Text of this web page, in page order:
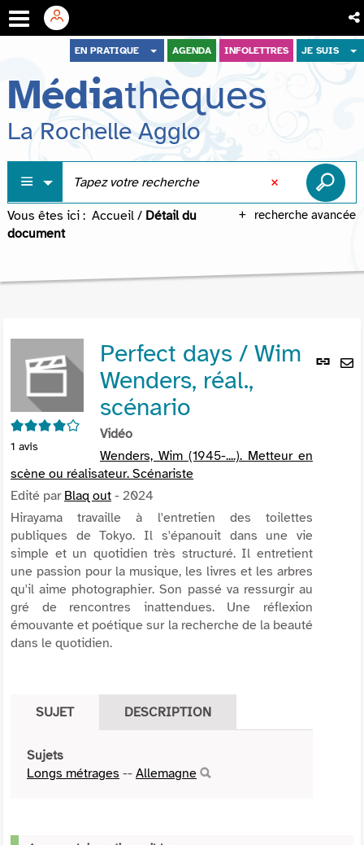
menu
contenu
recherche
EN PRATIQUE AGENDA INFOLETTRES JE SUIS
Médiathèques
La Rochelle Agglo
recherche avancée
Vous êtes ici : Accueil / Détail du
document
Lien
4/5
1 avis
Perfect days / Wim
Wenders, réal.,
scénario
Vidéo
Wenders, Wim (1945-....). Metteur en
scène ou réalisateur. Scénariste
Edité par Blaq out - 2024
Hirayama travaille à l'entretien des toilettes
publiques de Tokyo. Il s'épanouit dans une vie
simple et un quotidien très structuré. Il entretient
une passion pour la musique, les livres et les arbres
qu'il aime photographier. Son passé va ressurgir au
gré de rencontres inattendues. Une réflexion
émouvante et poétique sur la recherche de la beauté
dans le quotidien.
SUJET DESCRIPTION
Sujets
Longs métrages -- Allemagne